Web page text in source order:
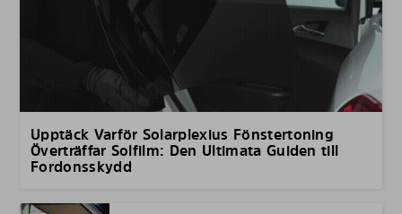
Upptäck Varför Solarplexius Fönstertoning
Överträffar Solfilm: Den Ultimata Guiden till
Fordonsskydd